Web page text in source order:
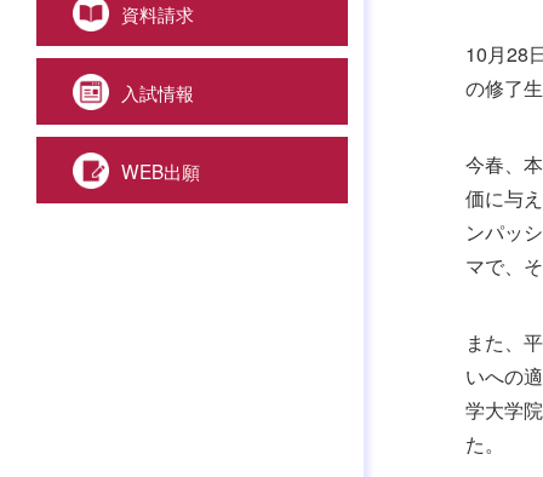
資料請求
入試情報
WEB出願
10月28
の修了
今春、
価に与
ンパッ
マで、
また、
いへの
学大学
た。